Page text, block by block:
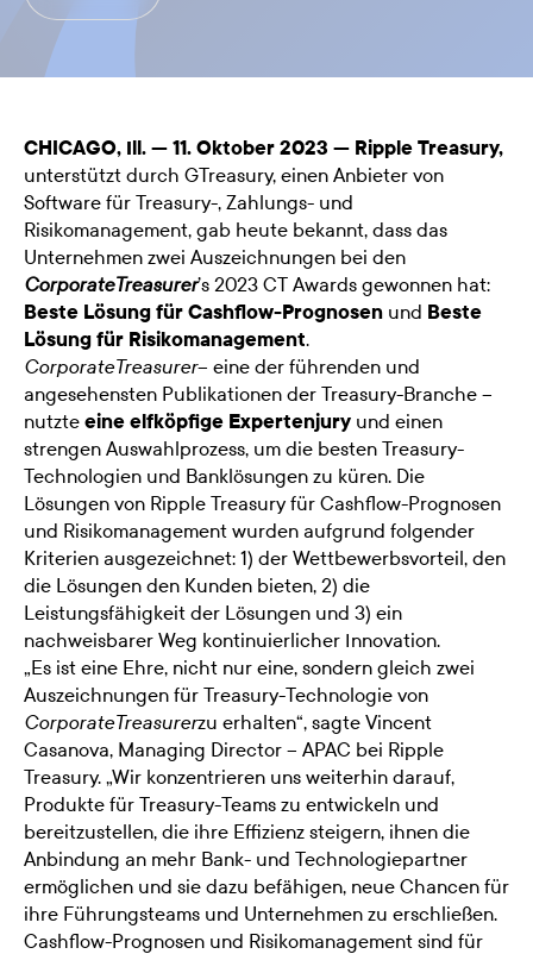
CHICAGO, Ill. — 11. Oktober 2023 — Ripple Treasury,
unterstützt durch GTreasury, einen Anbieter von
Software für Treasury-, Zahlungs- und
Risikomanagement, gab heute bekannt, dass das
Unternehmen zwei Auszeichnungen bei den
CorporateTreasurer’s 2023 CT Awards gewonnen hat:
Beste Lösung für Cashflow-Prognosen und Beste
Lösung für Risikomanagement.
CorporateTreasurer– eine der führenden und
angesehensten Publikationen der Treasury-Branche –
nutzte eine elfköpfige Expertenjury und einen
strengen Auswahlprozess, um die besten Treasury-
Technologien und Banklösungen zu küren. Die
Lösungen von Ripple Treasury für Cashflow-Prognosen
und Risikomanagement wurden aufgrund folgender
Kriterien ausgezeichnet: 1) der Wettbewerbsvorteil, den
die Lösungen den Kunden bieten, 2) die
Leistungsfähigkeit der Lösungen und 3) ein
nachweisbarer Weg kontinuierlicher Innovation.
„Es ist eine Ehre, nicht nur eine, sondern gleich zwei
Auszeichnungen für Treasury-Technologie von
CorporateTreasurerzu erhalten“, sagte Vincent
Casanova, Managing Director – APAC bei Ripple
Treasury. „Wir konzentrieren uns weiterhin darauf,
Produkte für Treasury-Teams zu entwickeln und
bereitzustellen, die ihre Effizienz steigern, ihnen die
Anbindung an mehr Bank- und Technologiepartner
ermöglichen und sie dazu befähigen, neue Chancen für
ihre Führungsteams und Unternehmen zu erschließen.
Cashflow-Prognosen und Risikomanagement sind für